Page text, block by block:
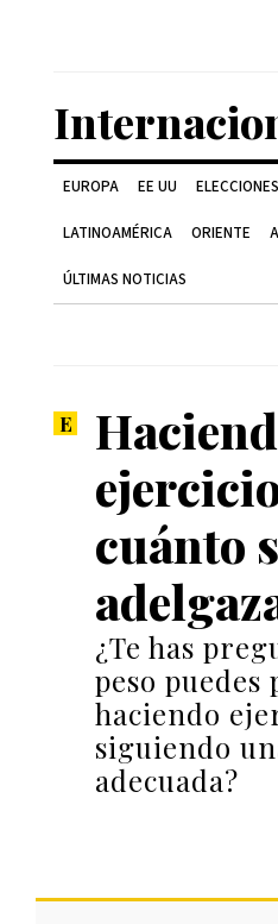
EUROPA EE UU
LATINOAMÉRICA ORIENTE
ÚLTIMAS NOTICIAS
cuánto
¿Te has
peso puedes
haciendo
siguiendo
adecuada?